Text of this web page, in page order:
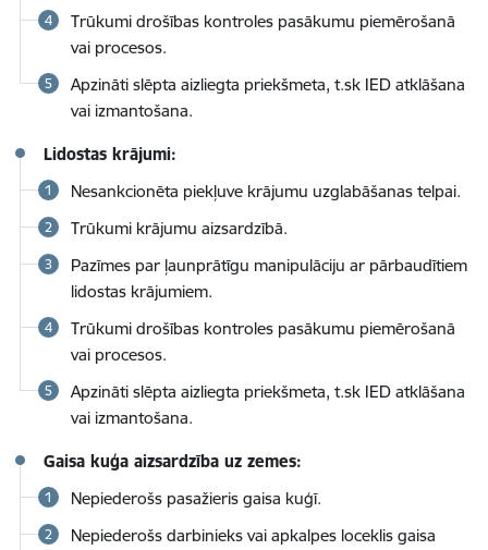
Trūkumi drošības kontroles pasākumu piemērošanā
vai procesos.
Apzināti slēpta aizliegta priekšmeta, t.sk IED atklāšana
vai izmantošana.
Lidostas krājumi:
Nesankcionēta piekļuve krājumu uzglabāšanas telpai.
Trūkumi krājumu aizsardzībā.
Pazīmes par ļaunprātīgu manipulāciju ar pārbaudītiem
lidostas krājumiem.
Trūkumi drošības kontroles pasākumu piemērošanā
vai procesos.
Apzināti slēpta aizliegta priekšmeta, t.sk IED atklāšana
vai izmantošana.
Gaisa kuģa aizsardzība uz zemes:
Nepiederošs pasažieris gaisa kuģī.
Nepiederošs darbinieks vai apkalpes loceklis gaisa